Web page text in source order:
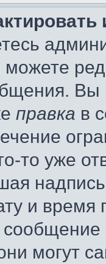
Вы
правка в
то уже
и
могут